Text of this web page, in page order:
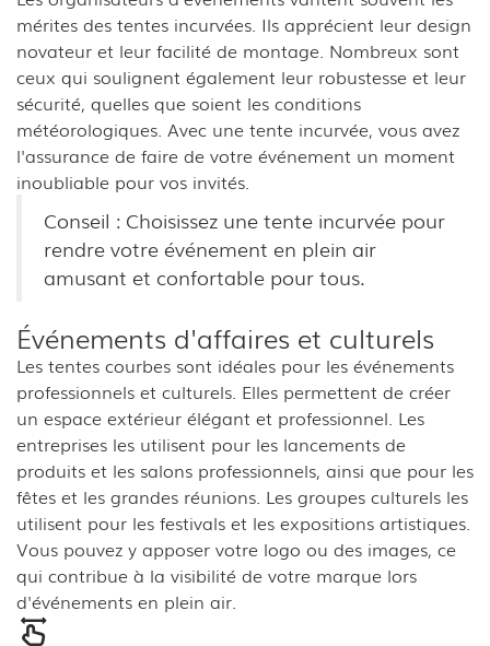
mérites des tentes incurvées. Ils apprécient leur design
novateur et leur facilité de montage. Nombreux sont
ceux qui soulignent également leur robustesse et leur
sécurité, quelles que soient les conditions
météorologiques. Avec une tente incurvée, vous avez
l'assurance de faire de votre événement un moment
inoubliable pour vos invités.
Conseil : Choisissez une tente incurvée pour
rendre votre événement en plein air
amusant et confortable pour tous.
Événements d'affaires et culturels
Les tentes courbes sont idéales pour les événements
professionnels et culturels. Elles permettent de créer
un espace extérieur élégant et professionnel. Les
entreprises les utilisent pour les lancements de
produits et les salons professionnels, ainsi que pour les
fêtes et les grandes réunions. Les groupes culturels les
utilisent pour les festivals et les expositions artistiques.
Vous pouvez y apposer votre logo ou des images, ce
qui contribue à la visibilité de votre marque lors
d'événements en plein air.